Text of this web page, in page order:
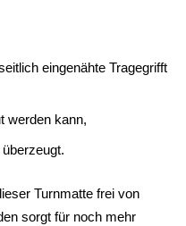
eingenähte Tragegrifft
werden kann,
Turnmatte frei von
sorgt für noch mehr